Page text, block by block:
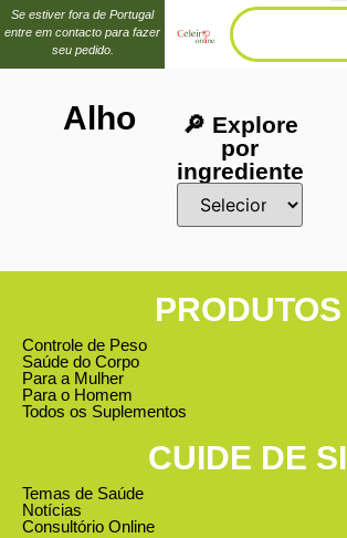
Se estiver fora de Portugal
entre em contacto para fazer
seu pedido.
Alho
🔎 Explore
por
ingrediente
PRODUTOS
Controle de Peso
Saúde do Corpo
Para a Mulher
Para o Homem
Todos os Suplementos
CUIDE DE SI
Temas de Saúde
Notícias
Consultório Online